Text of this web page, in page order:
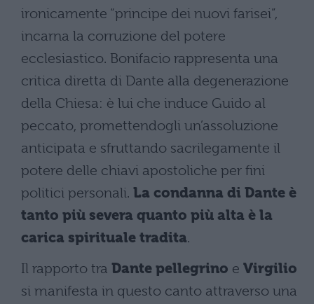
ironicamente “principe dei nuovi farisei”,
incarna la corruzione del potere
ecclesiastico. Bonifacio rappresenta una
critica diretta di Dante alla degenerazione
della Chiesa: è lui che induce Guido al
peccato, promettendogli un’assoluzione
anticipata e sfruttando sacrilegamente il
potere delle chiavi apostoliche per fini
politici personali. La condanna di Dante è
tanto più severa quanto più alta è la
carica spirituale tradita.
Il rapporto tra Dante pellegrino e Virgilio
si manifesta in questo canto attraverso una